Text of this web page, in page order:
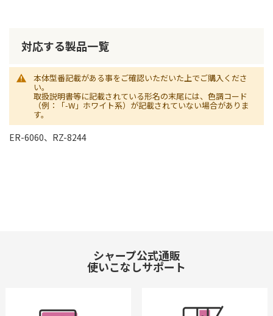
対応する製品一覧
本体型番記載がある事をご確認いただいた上でご購入くださ
い。
取扱説明書等に記載されている形名の末尾には、色調コード
（例：「-W」ホワイト系）が記載されていない場合がありま
す。
ER-6060、RZ-8244
シャープ公式通販
使いこなしサポート